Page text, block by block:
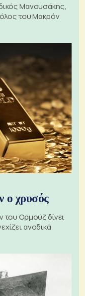
Μανουσάκης,
του Μακρόν
ο χρυσός
του Ορμούζ δίνει
ανοδικά